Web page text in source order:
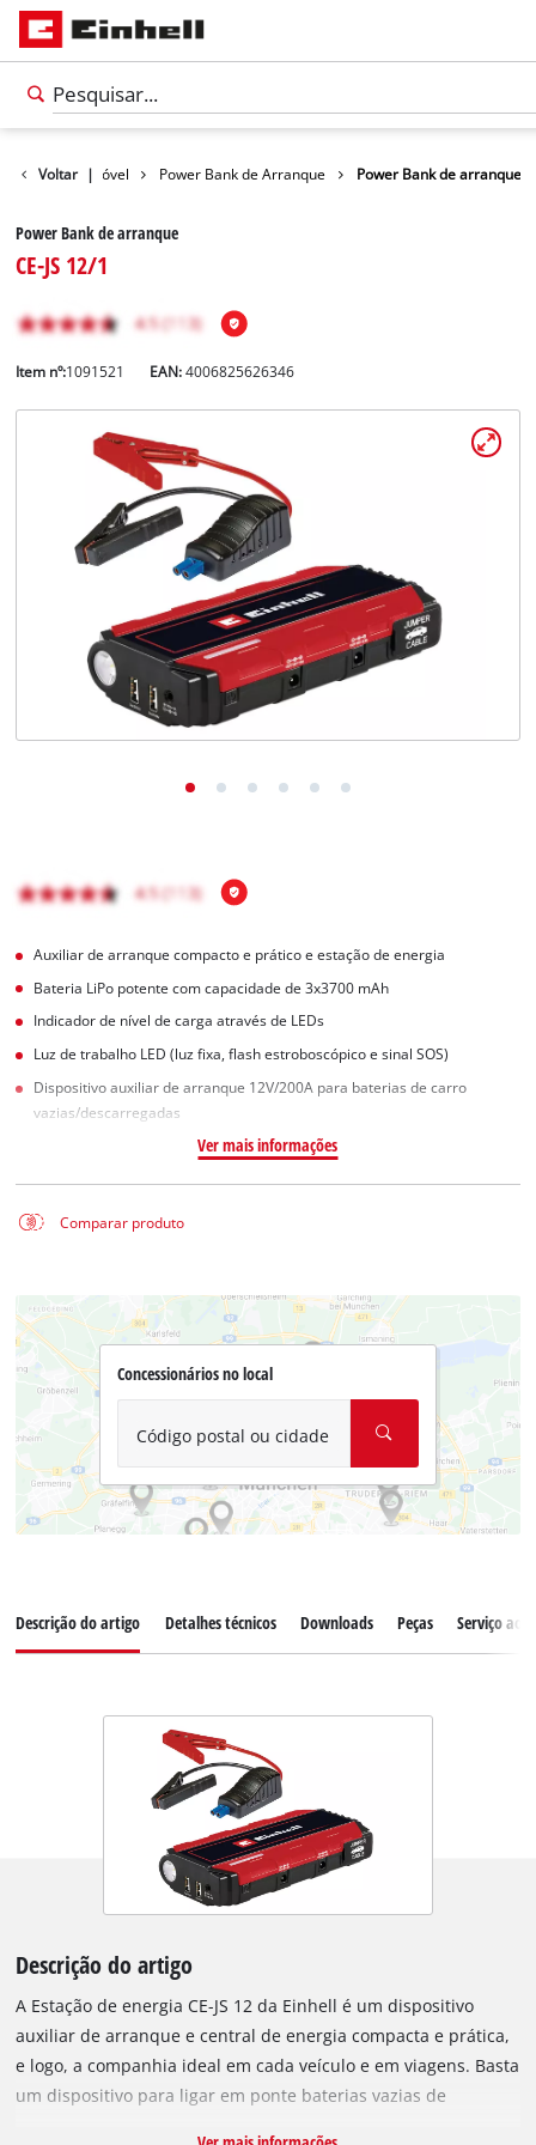
English
Voltar |
para automóvel Power Bank de Arranque Power Bank de arranque
Power Bank de arranque
CE-JS 12/1
Item nº:1091521 EAN:4006825626346
Auxiliar de arranque compacto e prático e estação de energia
Bateria LiPo potente com capacidade de 3x3700 mAh
Indicador de nível de carga através de LEDs
Luz de trabalho LED (luz fixa, flash estroboscópico e sinal SOS)
Dispositivo auxiliar de arranque 12V/200A para baterias de carro
vazias/descarregadas
Ver mais informações
Comparar produto
Concessionários no local
Código postal ou cidade
Descrição do artigo Detalhes técnicos Downloads Peças Serviço ao
Descrição do artigo
A Estação de energia CE-JS 12 da Einhell é um dispositivo
auxiliar de arranque e central de energia compacta e prática,
e logo, a companhia ideal em cada veículo e em viagens. Basta
um dispositivo para ligar em ponte baterias vazias de